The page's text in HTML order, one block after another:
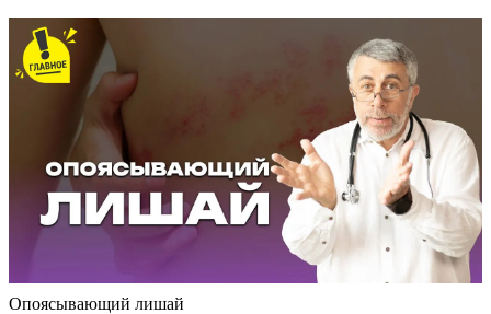
Опоясывающий лишай